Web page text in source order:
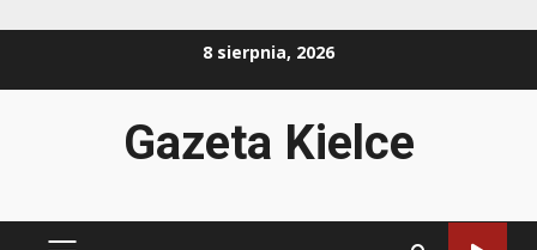
8 sierpnia, 2026
Gazeta Kielce